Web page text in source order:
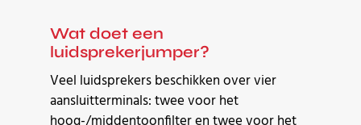
Wat doet een
luidsprekerjumper?
Veel luidsprekers beschikken over vier
aansluitterminals: twee voor het